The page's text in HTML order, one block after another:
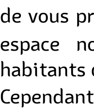
de vous
espace
habitants